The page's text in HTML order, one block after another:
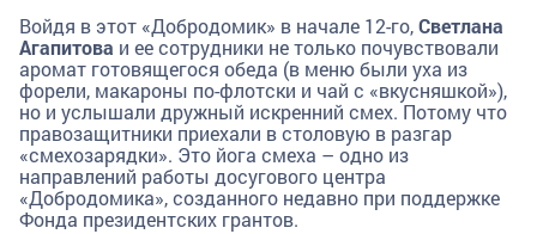
Войдя в этот «Добродомик» в начале 12-го,Светлана
Агапитова и ее сотрудники не только почувствовали
аромат готовящегося обеда (в меню были уха из
форели, макароны по-флотски и чай с «вкусняшкой»),
но и услышали дружный искренний смех. Потому что
правозащитники приехали в столовую в разгар
«смехозарядки». Это йога смеха – одно из
направлений работы досугового центра
«Добродомика», созданного недавно при поддержке
Фонда президентских грантов.